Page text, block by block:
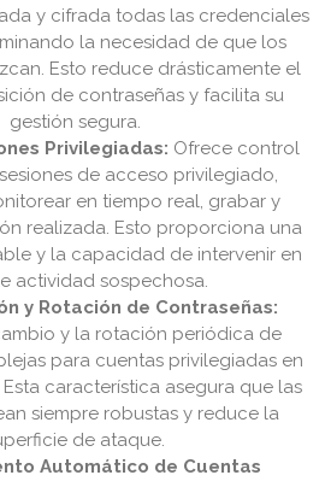
y cifrada todas las credenciales
la necesidad de que los
Esto reduce drásticamente el
de contraseñas y facilita su
gestión segura.
Privilegiadas: Ofrece control
de acceso privilegiado,
en tiempo real, grabar y
realizada. Esto proporciona una
y la capacidad de intervenir en
actividad sospechosa.
y Rotación de Contraseñas:
y la rotación periódica de
para cuentas privilegiadas en
Esta característica asegura que las
siempre robustas y reduce la
de ataque.
Automático de Cuentas